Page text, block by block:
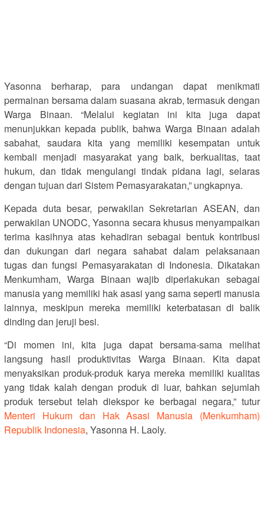
Yasonna berharap, para undangan dapat menikmati
permainan bersama dalam suasana akrab, termasuk dengan
Warga Binaan. “Melalui kegiatan ini kita juga dapat
menunjukkan kepada publik, bahwa Warga Binaan adalah
sabahat, saudara kita yang memiliki kesempatan untuk
kembali menjadi masyarakat yang baik, berkualitas, taat
hukum, dan tidak mengulangi tindak pidana lagi, selaras
dengan tujuan dari Sistem Pemasyarakatan,” ungkapnya.
Kepada duta besar, perwakilan Sekretarian ASEAN, dan
perwakilan UNODC, Yasonna secara khusus menyampaikan
terima kasihnya atas kehadiran sebagai bentuk kontribusi
dan dukungan dari negara sahabat dalam pelaksanaan
tugas dan fungsi Pemasyarakatan di Indonesia. Dikatakan
Menkumham, Warga Binaan wajib diperlakukan sebagai
manusia yang memiliki hak asasi yang sama seperti manusia
lainnya, meskipun mereka memiliki keterbatasan di balik
dinding dan jeruji besi.
“Di momen ini, kita juga dapat bersama-sama melihat
langsung hasil produktivitas Warga Binaan. Kita dapat
menyaksikan produk-produk karya mereka memiliki kualitas
yang tidak kalah dengan produk di luar, bahkan sejumlah
produk tersebut telah diekspor ke berbagai negara,” tutur
Menteri Hukum dan Hak Asasi Manusia (Menkumham)
Republik Indonesia, Yasonna H. Laoly.